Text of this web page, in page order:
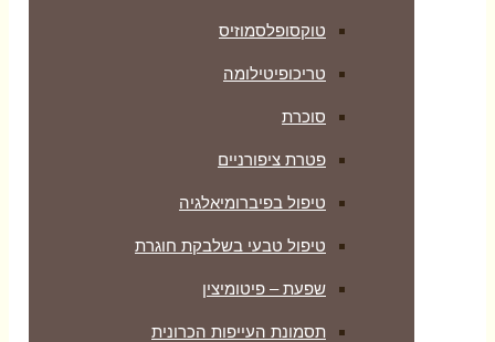
טוקסופלסמוזיס
טריכופיטילומה
סוכרת
פטרת ציפורניים
טיפול בפיברומיאלגיה
טיפול טבעי בשלבקת חוגרת
שפעת – פיטומיצין
תסמונת העייפות הכרונית